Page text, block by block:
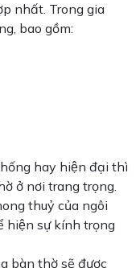
nhất. Trong gia
bao gồm:
hay hiện đại thì
ở nơi trang trọng.
thuỷ của ngôi
hiện sự kính trọng
bàn thờ sẽ được